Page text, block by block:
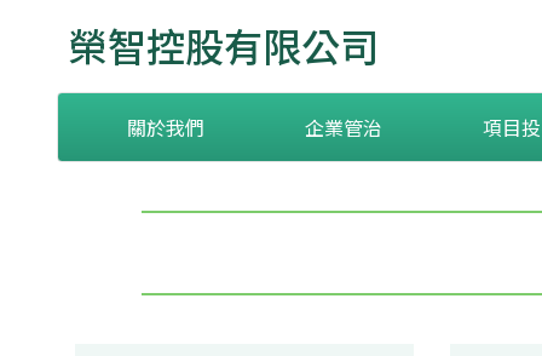
榮智控股有限公司
關於我們 企業管治 項目